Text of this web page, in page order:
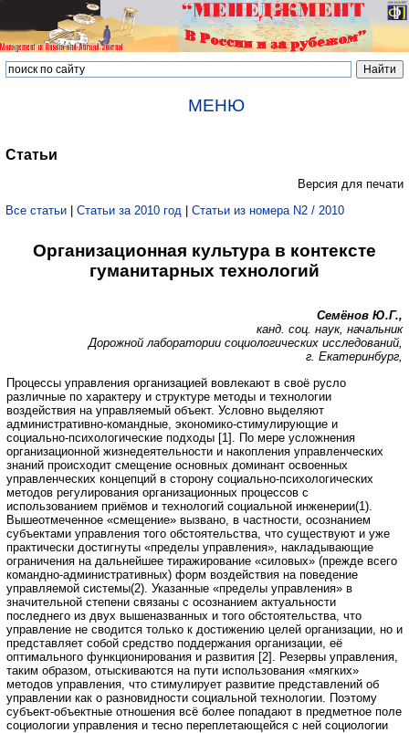
МЕНЮ
Статьи
Версия для печати
Все статьи | Статьи за 2010 год | Статьи из номера N2 / 2010
Организационная культура в контексте
гуманитарных технологий
Семёнов Ю.Г.,
канд. соц. наук, начальник
Дорожной лаборатории социологических исследований,
г. Екатеринбург,
Процессы управления организацией вовлекают в своё русло
различные по характеру и структуре методы и технологии
воздействия на управляемый объект. Условно выделяют
административно-командные, экономико-стимулирующие и
социально-психологические подходы [1]. По мере усложнения
организационной жизнедеятельности и накопления управленческих
знаний происходит смещение основных доминант освоенных
управленческих концепций в сторону социально-психологических
методов регулирования организационных процессов с
использованием приёмов и технологий социальной инженерии(1).
Вышеотмеченное «смещение» вызвано, в частности, осознанием
субъектами управления того обстоятельства, что существуют и уже
практически достигнуты «пределы управления», накладывающие
ограничения на дальнейшее тиражирование «силовых» (прежде всего
командно-административных) форм воздействия на поведение
управляемой системы(2). Указанные «пределы управления» в
значительной степени связаны с осознанием актуальности
последнего из двух вышеназванных и того обстоятельства, что
управление не сводится только к достижению целей организации, но и
представляет собой средство поддержания организации, её
оптимального функционирования и развития [2]. Резервы управления,
таким образом, отыскиваются на пути использования «мягких»
методов управления, что стимулирует развитие представлений об
управлении как о разновидности социальной технологии. Поэтому
субъект-объектные отношения всё более попадают в предметное поле
социологии управления и тесно переплетающейся с ней социологии